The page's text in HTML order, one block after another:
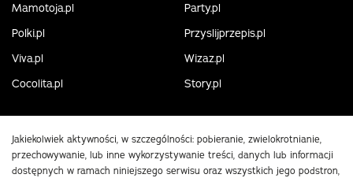
Mamotoja.pl
Party.pl
Polki.pl
Przyslijprzepis.pl
Viva.pl
Wizaz.pl
Cocolita.pl
Story.pl
Jakiekolwiek aktywności, w szczególności: pobieranie, zwielokrotnianie,
przechowywanie, lub inne wykorzystywanie treści, danych lub informacji
dostępnych w ramach niniejszego serwisu oraz wszystkich jego podstron,